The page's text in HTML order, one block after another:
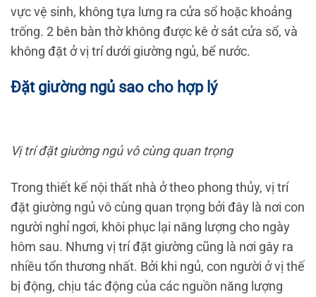
vực vệ sinh, không tựa lưng ra cửa sổ hoặc khoảng
trống. 2 bên bàn thờ không được kê ở sát cửa sổ, và
không đặt ở vị trí dưới giường ngủ, bể nước.
Đặt giường ngủ sao cho hợp lý
Vị trí đặt giường ngủ vô cùng quan trọng
Trong thiết kế nội thất nhà ở theo phong thủy, vị trí
đặt giường ngủ vô cùng quan trọng bởi đây là nơi con
người nghỉ ngơi, khôi phục lại năng lượng cho ngày
hôm sau. Nhưng vị trí đặt giường cũng là nơi gây ra
nhiều tổn thương nhất. Bởi khi ngủ, con người ở vị thế
bị động, chịu tác động của các nguồn năng lượng